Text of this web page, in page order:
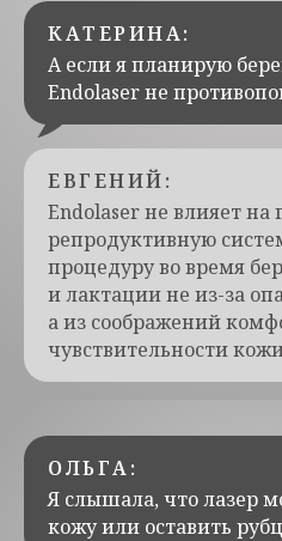
КАТЕРИНА:
А если я планирую
Endolaser не
ЕВГЕНИЙ:
Endolaser не влияет
репродуктивную
процедуру во время
и лактации не из-за
а из соображений
чувствительности
ОЛЬГА:
Я слышала, что лазер
кожу или оставить